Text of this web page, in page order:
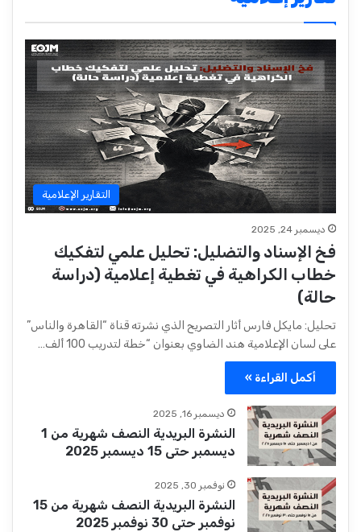
التقارير الإعلامية
ديسمبر 24, 2025
فخ الإسناد والتضليل: تحليل علمي لتفكيك
خطاب الكراهية في تغطية إعلامية (دراسة
حالة)
تحليل: مايكل فارس أثار التصريح الذي نشرته قناة “القاهرة والناس”
على لسان الإعلامية هند الضاوي بعنوان “خطة لتدريب 100 ألف…
أكمل القراءة »
ديسمبر 16, 2025
النشرة البريدية النصف شهرية من 1
ديسمبر حتى 15 ديسمبر 2025
نوفمبر 30, 2025
النشرة البريدية النصف شهرية من 15
نوفمبر حتى 30 نوفمبر 2025